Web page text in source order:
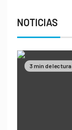
NOTICIAS
3 min de lectura